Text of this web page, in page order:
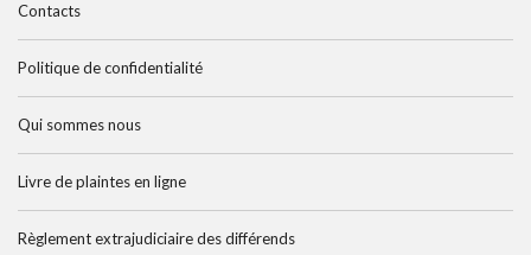
Contacts
Politique de confidentialité
Qui sommes nous
Livre de plaintes en ligne
Règlement extrajudiciaire des différends